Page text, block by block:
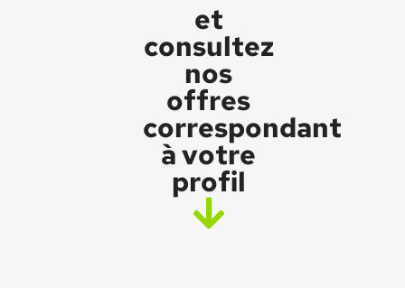
et
consultez
nos
offres
correspondant
à votre
profil